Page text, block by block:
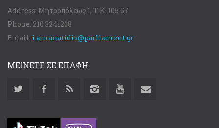
Address: Μητροπόλεως 1, Τ.Κ. 105 57
Phone: 210 3241208
Email: i.amanatidis@parliament.gr
ΜΕΙΝΕΤΕ ΣΕ ΕΠΑΦΗ